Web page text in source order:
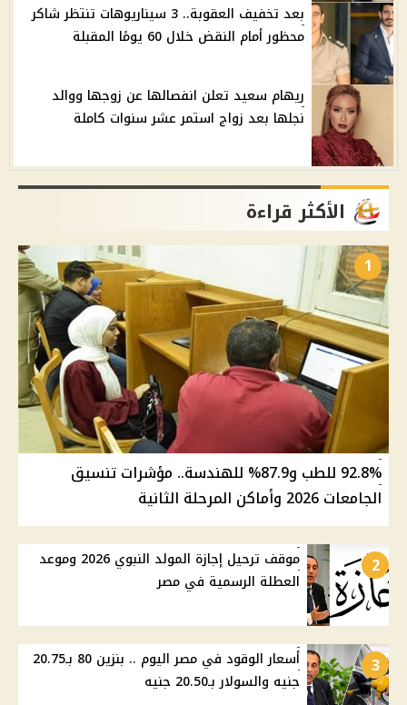
بعد تخفيف العقوبة.. 3 سيناريوهات تنتظر شاكر
محظور أمام النقض خلال 60 يومًا المقبلة
ريهام سعيد تعلن انفصالها عن زوجها ووالد
نجلها بعد زواج استمر عشر سنوات كاملة
الأكثر قراءة
1
92.8% للطب و87.9% للهندسة.. مؤشرات تنسيق
الجامعات 2026 وأماكن المرحلة الثانية
2
موقف ترحيل إجازة المولد النبوي 2026 وموعد
العطلة الرسمية في مصر
3
أسعار الوقود في مصر اليوم .. بنزين 80 بـ20.75
جنيه والسولار بـ20.50 جنيه